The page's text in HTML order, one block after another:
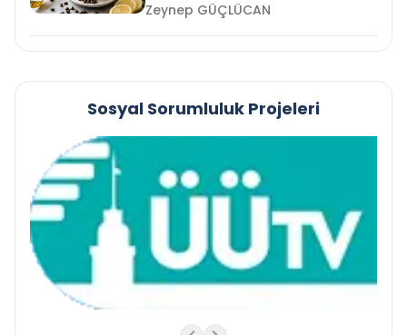
Zeynep GÜÇLÜCAN
Sosyal Sorumluluk Projeleri